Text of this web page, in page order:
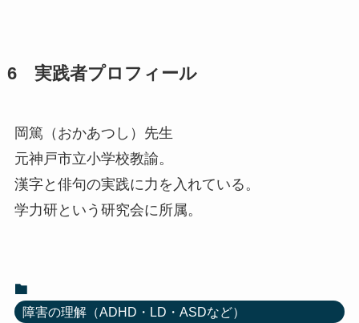
6 実践者プロフィール
岡篤（おかあつし）先生
元神戸市立小学校教諭。
漢字と俳句の実践に力を入れている。
学力研という研究会に所属。
障害の理解（ADHD・LD・ASDなど）